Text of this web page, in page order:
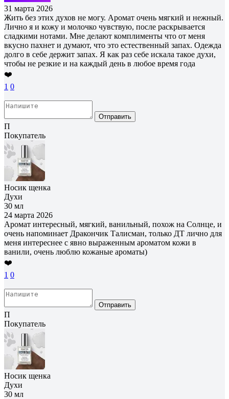
31 марта 2026
Жить без этих духов не могу. Аромат очень мягкий и нежный.
Лично я и кожу и молочко чувствую, после раскрывается
сладкими нотами. Мне делают комплименты что от меня
вкусно пахнет и думают, что это естественный запах. Одежда
долго в себе держит запах. Я как раз себе искала такое духи,
чтобы не резкие и на каждый день в любое время года
❤️
1 0
Отправить
П
Покупатель
Носик щенка
Духи
30 мл
24 марта 2026
Аромат интересный, мягкий, ванильный, похож на Солнце, и
очень напоминает Дракончик Талисман, только ДТ лично для
меня интереснее с явно выраженным ароматом кожи в
ванили, очень люблю кожаные ароматы)
❤️
1 0
Отправить
П
Покупатель
Носик щенка
Духи
30 мл